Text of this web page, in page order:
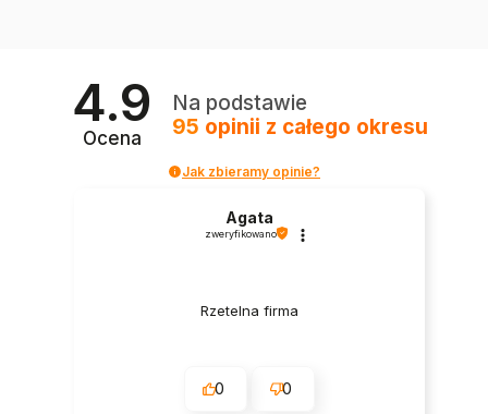
4.9
Ocena
Na podstawie
95 opinii z całego okresu
Jak zbieramy opinie?
Agata
zweryfikowano
Rzetelna firma
0 0